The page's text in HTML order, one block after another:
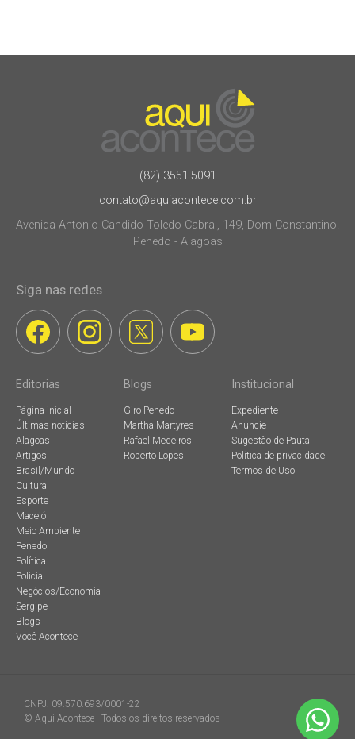
(82) 3551.5091
contato@aquiacontece.com.br
Avenida Antonio Candido Toledo Cabral, 149, Dom Constantino.
Penedo - Alagoas
Siga nas redes
Editorias
Página inicial
Últimas notícias
Alagoas
Artigos
Brasil/Mundo
Cultura
Esporte
Maceió
Meio Ambiente
Penedo
Política
Policial
Negócios/Economia
Sergipe
Blogs
Você Acontece
Blogs
Giro Penedo
Martha Martyres
Rafael Medeiros
Roberto Lopes
Institucional
Expediente
Anuncie
Sugestão de Pauta
Política de privacidade
Termos de Uso
CNPJ: 09.570.693/0001-22
© Aqui Acontece - Todos os direitos reservados